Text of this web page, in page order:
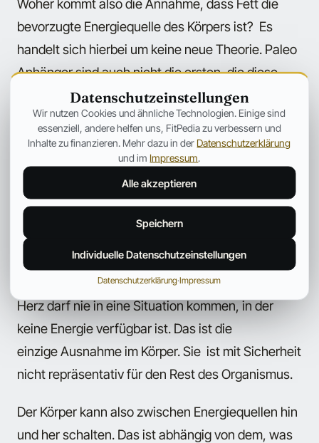
Woher kommt also die Annahme, dass Fett die
bevorzugte Energiequelle des Körpers ist? Es
handelt sich hierbei um keine neue Theorie. Paleo
Anhänger sind auch nicht die ersten, die diese
Behauptung aufstellen.
Erinnert euch nochmal an die oben genannte
Ausnahme von der allgemeinen Idee, dass die
meisten Gewebe des Körpers Glukose zur
Energiegewinnung verwenden.
Diese Ausnahme ist das Herzgewebe. Aus einem
recht logischen Grund bevorzugt der Herzmuskel
Fettsäuren vor Glukose als Energiequelle. Das
Herz darf nie in eine Situation kommen, in der
keine Energie verfügbar ist. Das ist die
einzige Ausnahme im Körper. Sie ist mit Sicherheit
nicht repräsentativ für den Rest des Organismus.
Der Körper kann also zwischen Energiequellen hin
und her schalten. Das ist abhängig von dem, was
Datenschutzeinstellungen
Wir nutzen Cookies und ähnliche Technologien. Einige sind
essenziell, andere helfen uns, FitPedia zu verbessern und
Inhalte zu finanzieren. Mehr dazu in der Datenschutzerklärung
und im Impressum.
Alle akzeptieren
Speichern
Individuelle Datenschutzeinstellungen
Datenschutzerklärung·Impressum